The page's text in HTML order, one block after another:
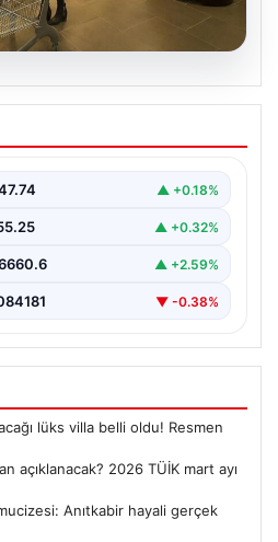
ne zaman
TÜİK mart ayı
▲ +0.18%
▲ +0.32%
▲ +2.59%
▼ -0.38%
lüks villa belli oldu! Resmen
açıklanacak? 2026 TÜİK mart ayı
mucizesi: Anıtkabir hayali gerçek